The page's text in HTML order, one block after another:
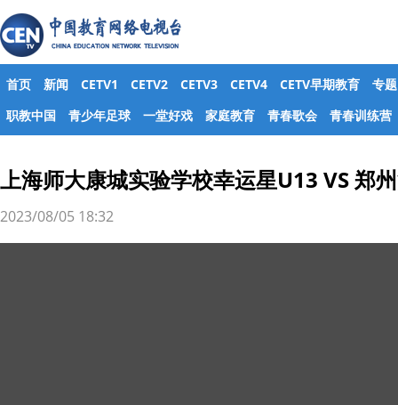
首页 新闻 CETV1 CETV2 CETV3 CETV4 CETV早期教育
专题
职教中国
青少年足球 一堂好戏 家庭教育 青春歌会 青春训练营
上海师大康城实验学校幸运星U13 VS 郑
2023/08/05 18:32